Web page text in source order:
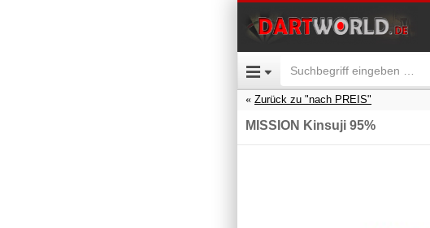
Zurück zu "nach PREIS"
MISSION Kinsuji 95%